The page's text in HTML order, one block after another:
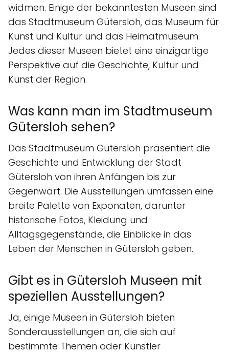
widmen. Einige der bekanntesten Museen sind
das Stadtmuseum Gütersloh, das Museum für
Kunst und Kultur und das Heimatmuseum.
Jedes dieser Museen bietet eine einzigartige
Perspektive auf die Geschichte, Kultur und
Kunst der Region.
Was kann man im Stadtmuseum
Gütersloh sehen?
Das Stadtmuseum Gütersloh präsentiert die
Geschichte und Entwicklung der Stadt
Gütersloh von ihren Anfängen bis zur
Gegenwart. Die Ausstellungen umfassen eine
breite Palette von Exponaten, darunter
historische Fotos, Kleidung und
Alltagsgegenstände, die Einblicke in das
Leben der Menschen in Gütersloh geben.
Gibt es in Gütersloh Museen mit
speziellen Ausstellungen?
Ja, einige Museen in Gütersloh bieten
Sonderausstellungen an, die sich auf
bestimmte Themen oder Künstler